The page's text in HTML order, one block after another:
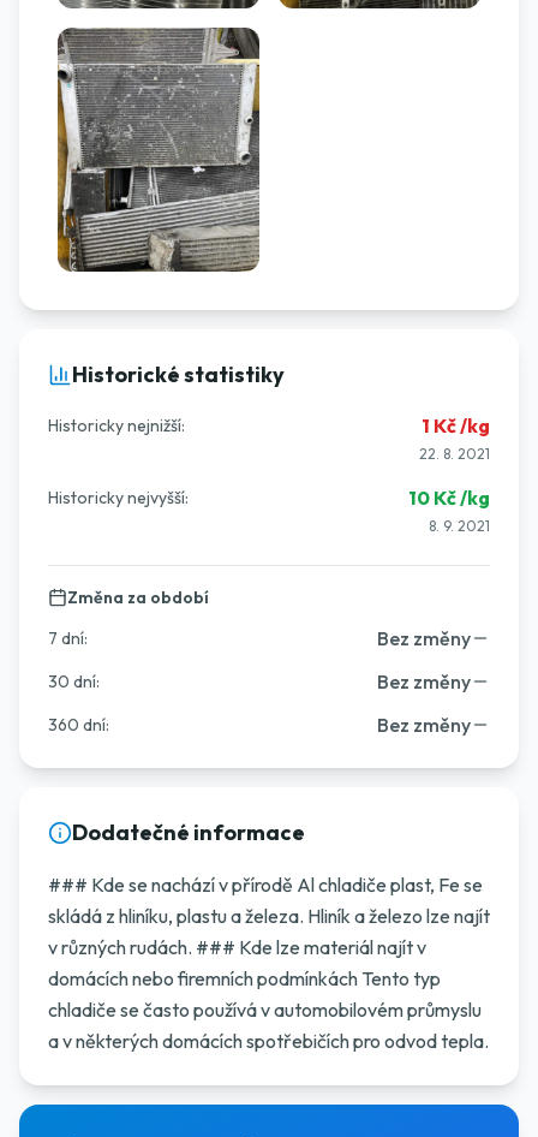
Historické statistiky
Historicky nejnižší: 1 Kč /kg
22. 8. 2021
Historicky nejvyšší: 10 Kč /kg
8. 9. 2021
Změna za období
7 dní: Bez změny
30 dní: Bez změny
360 dní: Bez změny
Dodatečné informace
### Kde se nachází v přírodě Al chladiče plast, Fe se
skládá z hliníku, plastu a železa. Hliník a železo lze najít
v různých rudách. ### Kde lze materiál najít v
domácích nebo firemních podmínkách Tento typ
chladiče se často používá v automobilovém průmyslu
a v některých domácích spotřebičích pro odvod tepla.